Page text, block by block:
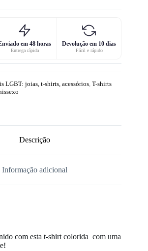
em 48 horas
Entrega rápida
Devolução em 10 dias
Fácil e rápido
LGBT: joias, t-shirts, acessórios T-shirts
Descrição
Informação adicional
com esta t-shirt colorida com uma